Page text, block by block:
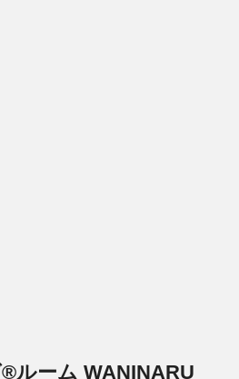
ルーム WANINARU